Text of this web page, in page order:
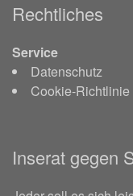
Rechtliches
Service
Datenschutz
Cookie-Richtlinie
Inserat gegen